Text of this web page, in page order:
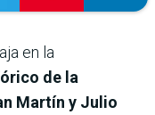
en la
de la
Martín y Julio